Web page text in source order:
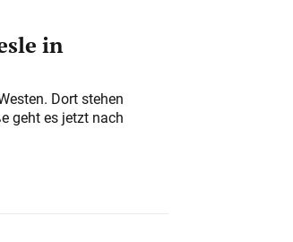
in
Dort stehen
geht es jetzt nach